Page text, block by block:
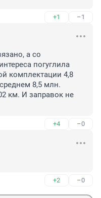
+1 –1
а со
погуглила
комплектации 4,8
8,5 млн.
км. И заправок не
+4 –0
+2 –0